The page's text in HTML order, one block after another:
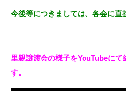
今後等につきましては、各会に直
里親譲渡会の様子をYouTubeにて
す。